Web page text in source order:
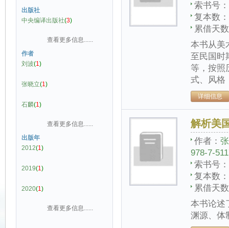
索书号：
复本数：
累借天
本书从美
至民国时
等，按照
式、风格
详细信息
解析美
作者：
978-7-
索书号：
复本数：
累借天
本书论述
渊源、体
出版社
中央编译出版社(3)
查看更多信息......
作者
刘波(1)
张晓立(1)
石麟(1)
查看更多信息......
出版年
2012(1)
2019(1)
2020(1)
查看更多信息......